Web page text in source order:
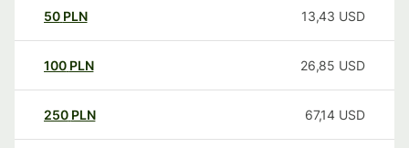
50 PLN 13,43 USD
100 PLN 26,85 USD
250 PLN 67,14 USD